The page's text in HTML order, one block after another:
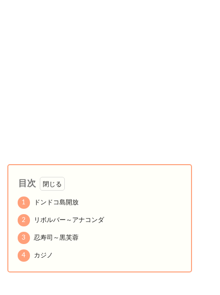
目次
1 ドンドコ島開放
2 リボルバー～アナコンダ
3 忍寿司～黒芙蓉
4 カジノ